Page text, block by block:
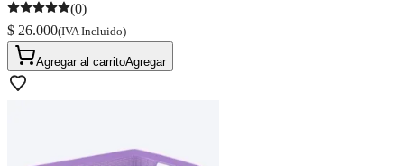
(0)
$ 26.000(IVA Incluido)
Agregar al carritoAgregar